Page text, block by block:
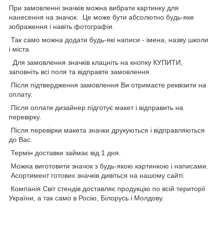
При замовленні значків можна вибрати картинку для
нанесення на значок. Це може бути абсолютно будь-яке
зображення і навіть фотографія.
Так само можна додати будь-які написи - імена, назву школи
і міста.
Для замовлення значків клацніть на кнопку КУПИТИ,
заповніть всі поля та відправте замовлення.
Після підтвердження замовлення Ви отримаєте реквізити на
оплату.
Після оплати дизайнер підготує макет і відправить на
перевірку.
Після перевірки макета значки друкуються і відправляються
до Вас.
Термін доставки займає від 1 дня.
Можна виготовити значок з будь-якою картинкою і написами.
Асортимент готових значків дивіться на нашому сайті.
Компанія Світ стендів доставляє продукцію по всій території
України, а так само в Росію, Білорусь і Молдову.